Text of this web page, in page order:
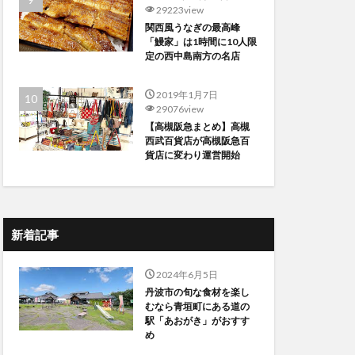
29223view
関西風うなぎの最高峰
「鰻家」は1時間に10人限
定の西中島南方の名店
2019年1月7日
29076view
【高槻阪急まとめ】高槻
西武百貨店が高槻阪急百
貨店に変わり運営開始
新着記事
2024年6月5日
丹波市の旬な食材を楽し
むなら青垣町にある道の
駅「あおがき」がおすす
め